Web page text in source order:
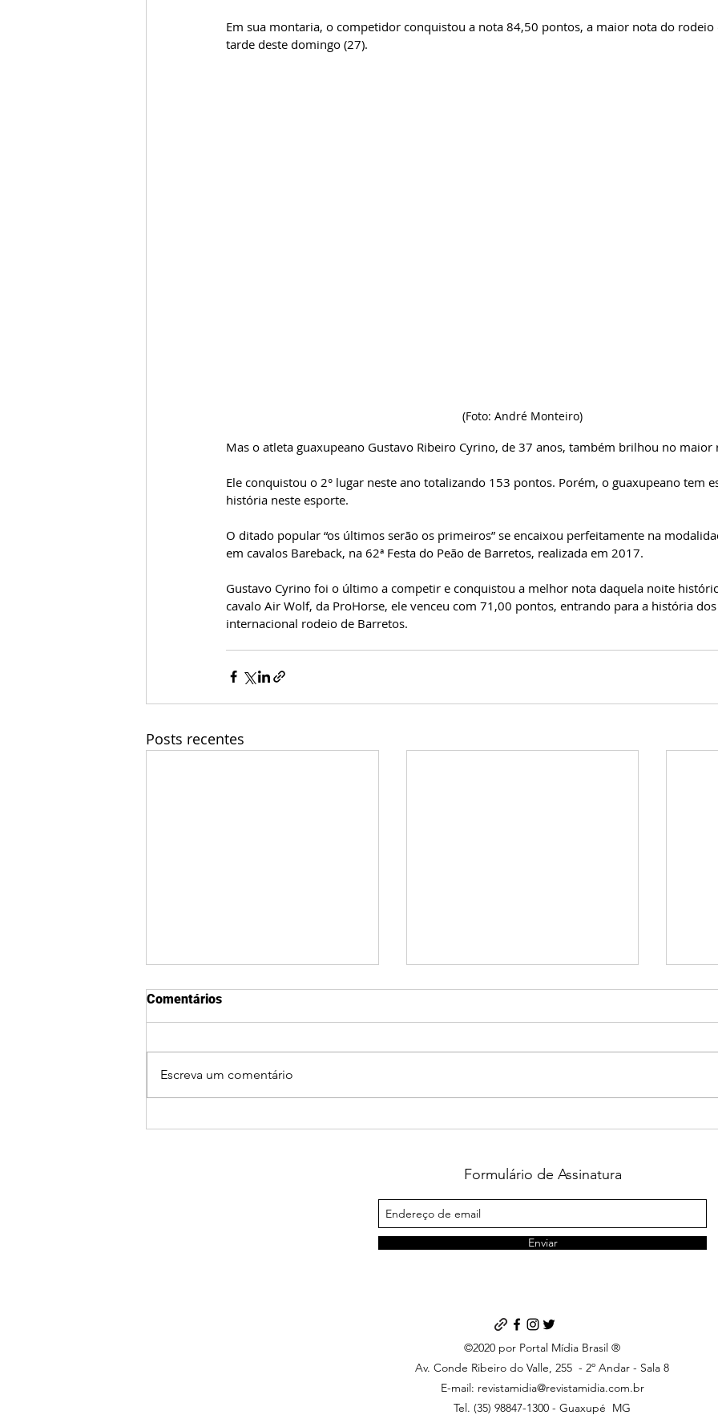
Em sua montaria, o competidor conquistou a nota 84,50 pontos, a maior nota do rodeio
tarde deste domingo (27).
(Foto: André Monteiro)
Mas o atleta guaxupeano Gustavo Ribeiro Cyrino, de 37 anos, também brilhou no maior
Ele conquistou o 2° lugar neste ano totalizando 153 pontos. Porém, o guaxupeano tem
história neste esporte.
O ditado popular “os últimos serão os primeiros” se encaixou perfeitamente na
em cavalos Bareback, na 62ª Festa do Peão de Barretos, realizada em 2017.
Gustavo Cyrino foi o último a competir e conquistou a melhor nota daquela noite
cavalo Air Wolf, da ProHorse, ele venceu com 71,00 pontos, entrando para a história
internacional rodeio de Barretos.
Posts recentes
Ribeirão Preto
Comentários
Escreva um comentário
Formulário de Assinatura
Enviar
©2020 por Portal Mídia Brasil ®
Av. Conde Ribeiro do Valle, 255 - 2º Andar - Sala 8
E-mail: revistamidia@revistamidia.com.br
Tel. (35) 98847-1300 - Guaxupé MG